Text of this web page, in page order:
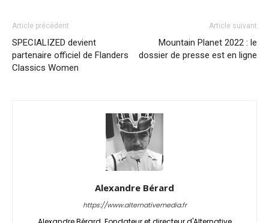
Article précédent
SPECIALIZED devient
partenaire officiel de Flanders
Classics Women
Article suivant
Mountain Planet 2022 : le
dossier de presse est en ligne
Alexandre Bérard
https://www.alternativemedia.fr